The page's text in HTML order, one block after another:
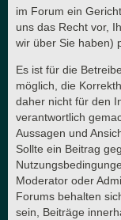
im Forum ein
uns das Recht vor,
wir über Sie haben)
Es ist für die
möglich, die
daher nicht für den
verantwortlich
Aussagen und
Sollte ein Beitrag
Moderator oder
Forums behalten
sein, Beiträge